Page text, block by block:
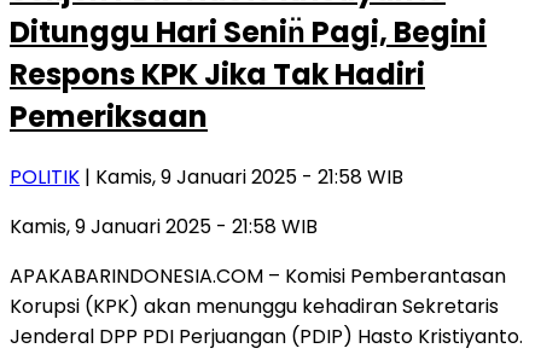
Ditunggu Hari Senin̈ Pagi, Begini
Respons KPK Jika Tak Hadiri
Pemeriksaan
POLITIK | Kamis, 9 Januari 2025 - 21:58 WIB
Kamis, 9 Januari 2025 - 21:58 WIB
APAKABARINDONESIA.COM – Komisi Pemberantasan
Korupsi (KPK) akan menunggu kehadiran Sekretaris
Jenderal DPP PDI Perjuangan (PDIP) Hasto Kristiyanto.